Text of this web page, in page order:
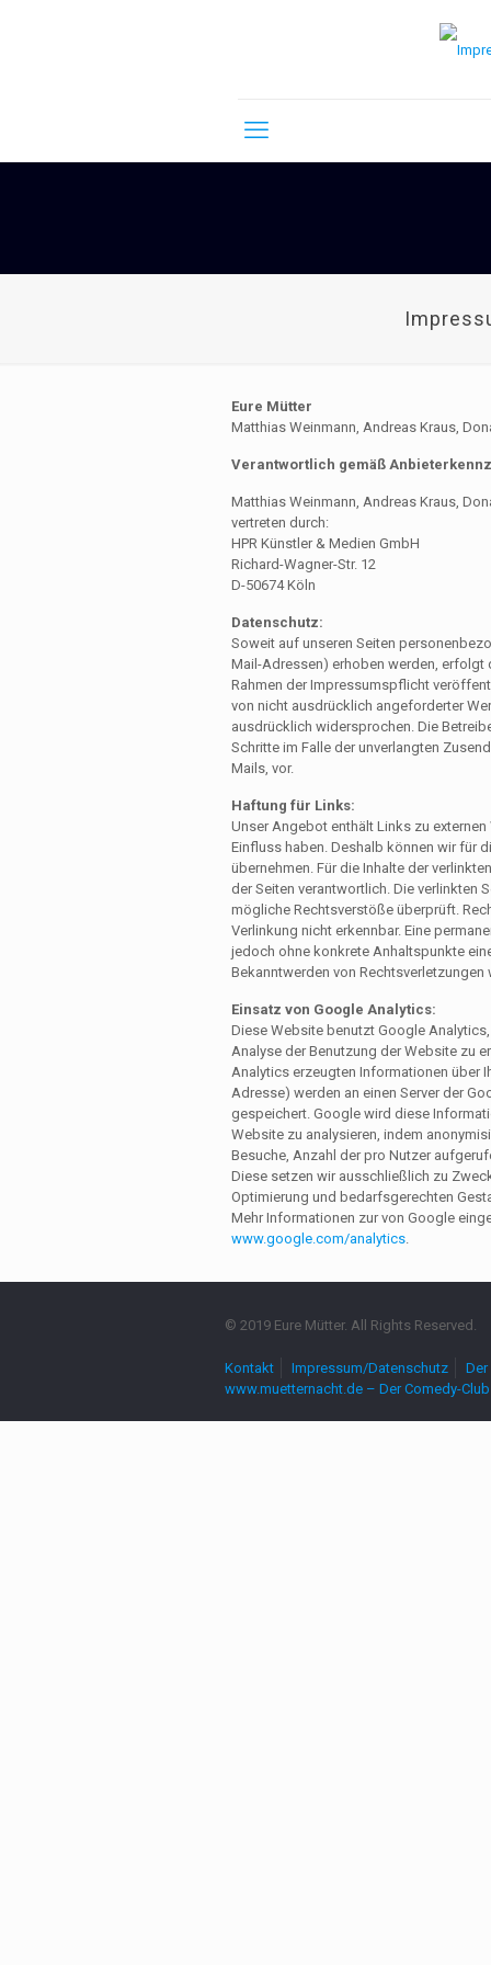
Eure Mütter
Matthias Weinmann, Andreas Kraus,
Verantwortlich gemäß
Matthias Weinmann, Andreas Kraus,
vertreten durch:
HPR Künstler & Medien GmbH
Richard-Wagner-Str. 12
D-50674 Köln
Datenschutz:
Soweit auf unseren Seiten
Mail-Adressen) erhoben werden, erfolgt
Rahmen der Impressumspflicht
von nicht ausdrücklich angeforderter
ausdrücklich widersprochen. Die
Schritte im Falle der unverlangten
Mails, vor.
Haftung für Links:
Unser Angebot enthält Links zu
Einfluss haben. Deshalb können wir für
übernehmen. Für die Inhalte der
der Seiten verantwortlich. Die verlinkten
mögliche Rechtsverstöße überprüft.
Verlinkung nicht erkennbar. Eine
jedoch ohne konkrete Anhaltspunkte
Bekanntwerden von
Einsatz von Google Analytics:
Diese Website benutzt Google
Analyse der Benutzung der Website zu
Analytics erzeugten Informationen über
Adresse) werden an einen Server der
gespeichert. Google wird diese
Website zu analysieren, indem
Besuche, Anzahl der pro Nutzer
Diese setzen wir ausschließlich zu
Optimierung und bedarfsgerechten
Mehr Informationen zur von Google
www.google.com/analytics.
© 2019 Eure Mütter. All Rights Reserved.
Kontakt Impressum/Datenschutz
www.muetternacht.de – Der Comedy-Club